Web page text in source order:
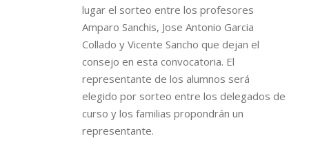
lugar el sorteo entre los profesores
Amparo Sanchis, Jose Antonio Garcia
Collado y Vicente Sancho que dejan el
consejo en esta convocatoria. El
representante de los alumnos será
elegido por sorteo entre los delegados de
curso y los familias propondrán un
representante.